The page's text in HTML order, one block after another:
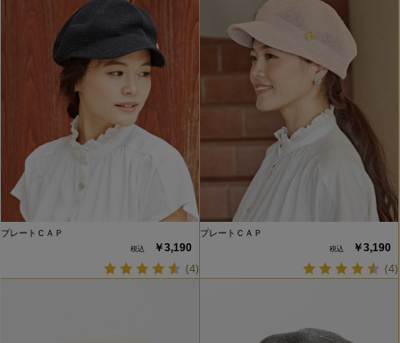
プレートＣＡＰ
￥3,190
(4)
プレートＣＡＰ
￥3,190
(4)